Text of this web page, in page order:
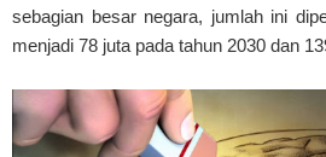
sebagian besar negara, jumlah ini
menjadi 78 juta pada tahun 2030 dan